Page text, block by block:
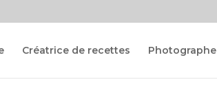
Créatrice de recettes Photographe